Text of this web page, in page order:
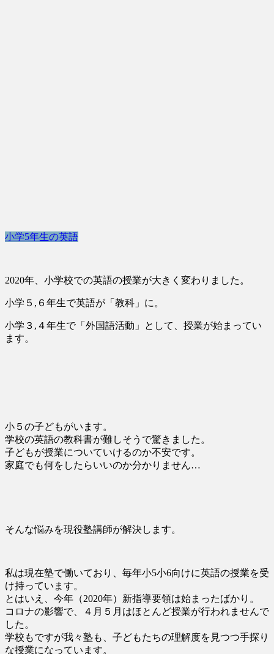
小学5年生の英語
2020年、小学校での英語の授業が大きく変わりました。
小学５,６年生で英語が「教科」に。
小学３,４年生で「外国語活動」として、授業が始まってい
ます。
小５の子どもがいます。
学校の英語の教科書が難しそうで驚きました。
子どもが授業についていけるのか不安です。
家庭でも何をしたらいいのか分かりません…
そんな悩みを現役塾講師が解決します。
私は現在塾で働いており、毎年小5小6向けに英語の授業を受
け持っています。
とはいえ、今年（2020年）新指導要領は始まったばかり。
コロナの影響で、４月５月はほとんど授業が行われませんで
した。
学校もですが我々塾も、子どもたちの理解度を見つつ手探り
な授業になっています。